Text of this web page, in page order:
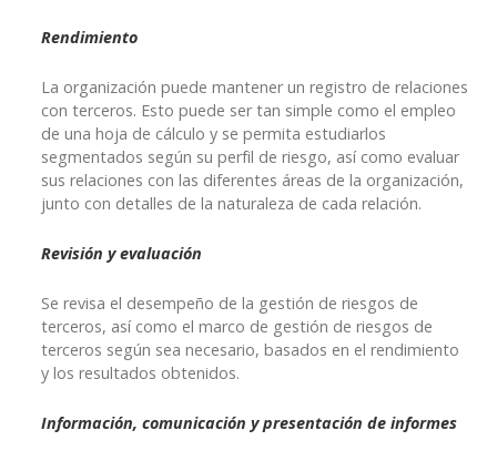
Rendimiento
La organización puede mantener un registro de relaciones
con terceros. Esto puede ser tan simple como el empleo
de una hoja de cálculo y se permita estudiarlos
segmentados según su perfil de riesgo, así como evaluar
sus relaciones con las diferentes áreas de la organización,
junto con detalles de la naturaleza de cada relación.
Revisión y evaluación
Se revisa el desempeño de la gestión de riesgos de
terceros, así como el marco de gestión de riesgos de
terceros según sea necesario, basados en el rendimiento
y los resultados obtenidos.
Información, comunicación y presentación de informes